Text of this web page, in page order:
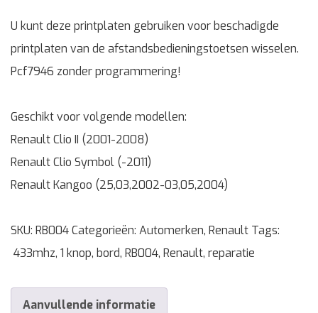
U kunt deze printplaten gebruiken voor beschadigde
printplaten van de afstandsbedieningstoetsen wisselen.
Pcf7946 zonder programmering!
Geschikt voor volgende modellen:
Renault Clio II (2001-2008)
Renault Clio Symbol (-2011)
Renault Kangoo (25,03,2002-03,05,2004)
SKU: RB004Categorieën: Automerken, Renault Tags:
433mhz, 1 knop, bord, RB004, Renault, reparatie
Aanvullende informatie